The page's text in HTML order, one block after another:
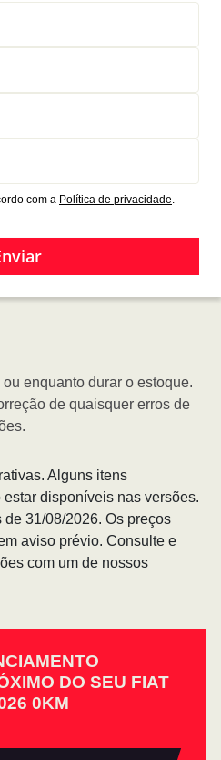
enquanto durar o estoque.
de quaisquer erros de
Alguns itens
disponíveis nas versões.
31/08/2026. Os preços
aviso prévio. Consulte e
com um de nossos
com a Política de privacidade
DO SEU FIAT
0KM